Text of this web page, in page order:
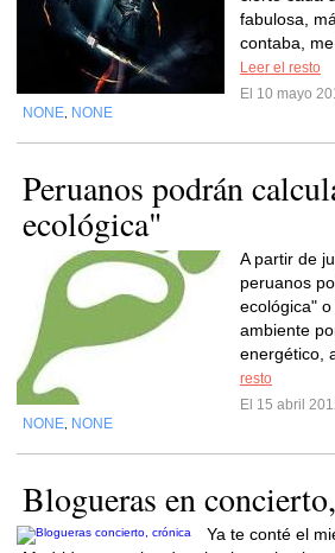
fabulosa,
contaba, me
Leer el resto
El 10 mayo
NONE NONE
Peruanos podrán
ecológica"
A partir de
peruanos
ecológica"
ambiente
energético,
resto
El 15 abril
NONE NONE
Blogueras en
Ya te conté el